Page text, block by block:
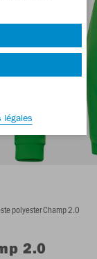
polyester Champ 2.0
2.0
légales